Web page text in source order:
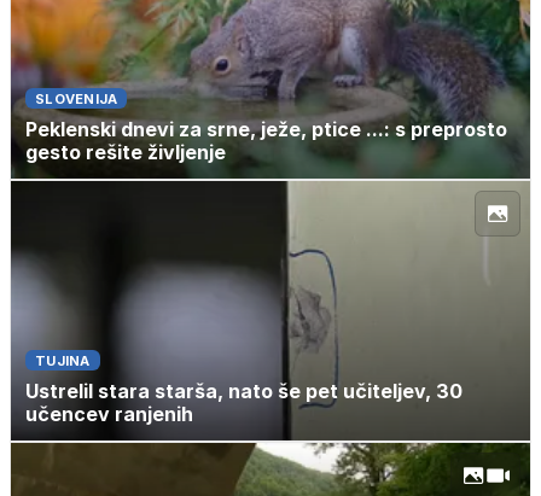
SLOVENIJA
Peklenski dnevi za srne, ježe, ptice ...: s preprosto
gesto rešite življenje
TUJINA
Ustrelil stara starša, nato še pet učiteljev, 30
učencev ranjenih